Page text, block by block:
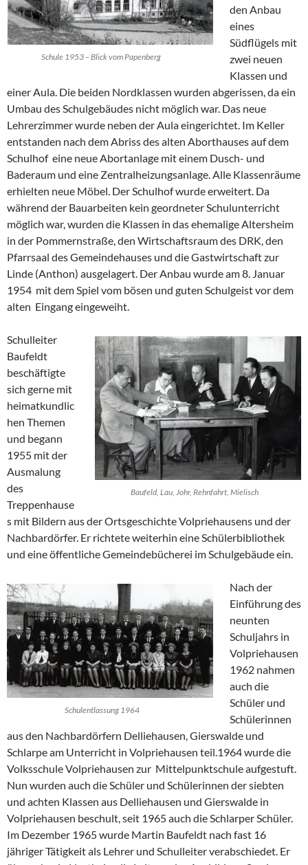
Schule 1953 – Blick vom Papenberg
den Anbau
eines
Südflügels mit
zwei neuen
Klassen und
einer Aula. Die beiden Nordklassen wurden abgerissen, da ein
Umbau des Schulgebäudes nicht möglich war. Das neue
Lehrerzimmer wurde neben der Aula eingerichtet. Im Keller
entstanden nach dem Abriss des alten Aborthauses auf dem
Schulhof eine neue Abortanlage mit einem Dusch- und
Baderaum und eine Zentralheizungsanlage. Alle Klassenräume
erhielten neue Möbel. Der Schulhof wurde erweitert. Da
während der Bauarbeiten kein geordneter Schulunterricht
möglich war, wurden die Klassen in das ehemalige Altersheim
in der Pommernstraße, den Wirtschaftsraum des DRK, den
Pfarrsaal des Gemeindehauses und die Gastwirtschaft zur
Linde (Anthon) ausgelagert. Der Anbau wurde am 8. Januar
1954 mit dem Spiel vom bösen und guten Schulgeist vor dem
alten Eingang eingeweiht.
Baufeld, Lau, Johr, Rehnfahrt, Mielisch
Schulleiter
Baufeldt
beschäftigte
sich gerne mit
heimatkundlic
hen Themen
und begann
1955 mit der
Ausmalung
des
Treppenhause
s mit Bildern aus der Ortsgeschichte Volpriehausens und der
Nachbardörfer. Er richtete weiterhin eine Schülerbibliothek
und eine öffentliche Gemeindebücherei im Schulgebäude ein.
Schulentlassung 1964
Nach der
Einführung des
neunten
Schuljahrs in
Volpriehausen
1962 nahmen
auch die
Schüler und
Schülerinnen
aus den Nachbardörfern Delliehausen, Gierswalde und
Schlarpe am Unterricht in Volpriehausen teil.1964 wurde die
Volksschule Volpriehausen zur Mittelpunktschule aufgestuft.
Nun wurden auch die Schüler und Schülerinnen der siebten
und achten Klassen aus Delliehausen und Gierswalde in
Volpriehausen beschult, seit 1965 auch die Schlarper Schüler.
Im Dezember 1965 wurde Martin Baufeldt nach fast 16
jähriger Tätigkeit als Lehrer und Schulleiter verabschiedet. Er